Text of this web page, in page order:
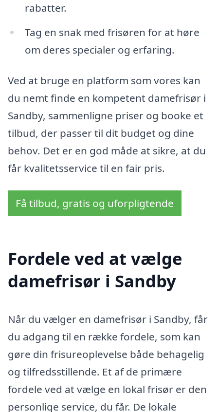
rabatter.
Tag en snak med frisøren for at høre
om deres specialer og erfaring.
Ved at bruge en platform som vores kan
du nemt finde en kompetent damefrisør i
Sandby, sammenligne priser og booke et
tilbud, der passer til dit budget og dine
behov. Det er en god måde at sikre, at du
får kvalitetsservice til en fair pris.
Få tilbud, gratis og uforpligtende
Fordele ved at vælge
damefrisør i Sandby
Når du vælger en damefrisør i Sandby, får
du adgang til en række fordele, som kan
gøre din frisureoplevelse både behagelig
og tilfredsstillende. Et af de primære
fordele ved at vælge en lokal frisør er den
personlige service, du får. De lokale